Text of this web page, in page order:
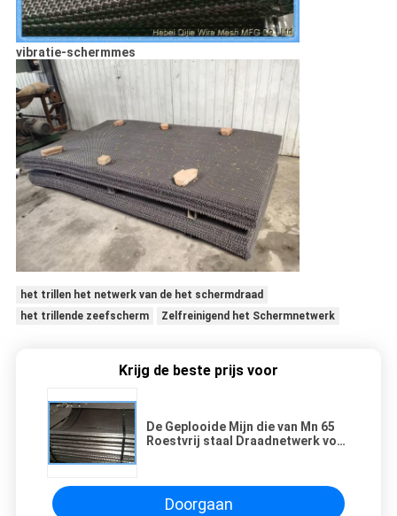
vibratie-schermmes
het trillen het netwerk van de het schermdraad
het trillende zeefscherm
Zelfreinigend het Schermnetwerk
Krijg de beste prijs voor
De Geplooide Mijn die van Mn 65
Roestvrij staal Draadnetwerk voor
Doorgaan